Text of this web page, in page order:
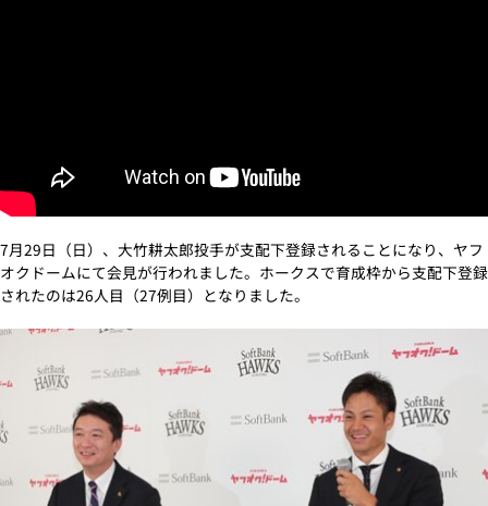
7月29日（日）、大竹耕太郎投手が支配下登録されることになり、ヤフ
オクドームにて会見が行われました。ホークスで育成枠から支配下登録
されたのは26人目（27例目）となりました。